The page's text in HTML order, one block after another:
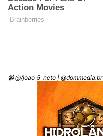
📹 @/joao_5_neto | @dommedia.br